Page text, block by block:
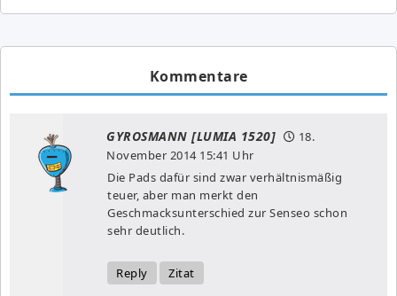
Kommentare
GYROSMANN [LUMIA 1520]
18.
November 201415:41 Uhr
Die Pads dafür sind zwar verhältnismäßig
teuer, aber man merkt den
Geschmacksunterschied zur Senseo schon
sehr deutlich.
Reply Zitat